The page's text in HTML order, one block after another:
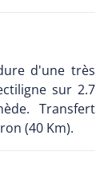
d'une très
sur 2.7
Transfert
(40 Km).